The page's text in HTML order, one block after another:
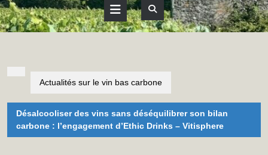
Open
Button
Actualités sur le vin bas carbone
Désalcooliser des vins sans déséquilibrer son bilan
carbone : l’engagement d’Ethic Drinks – Vitisphere